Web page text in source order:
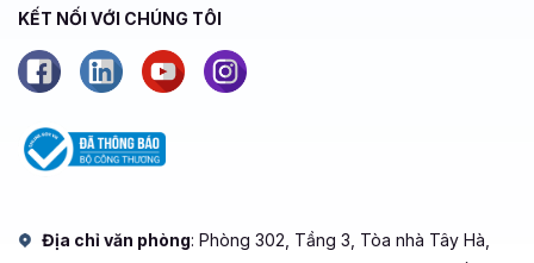
KẾT NỐI VỚI CHÚNG TÔI
Địa chỉ văn phòng: Phòng 302, Tầng 3, Tòa nhà Tây Hà,